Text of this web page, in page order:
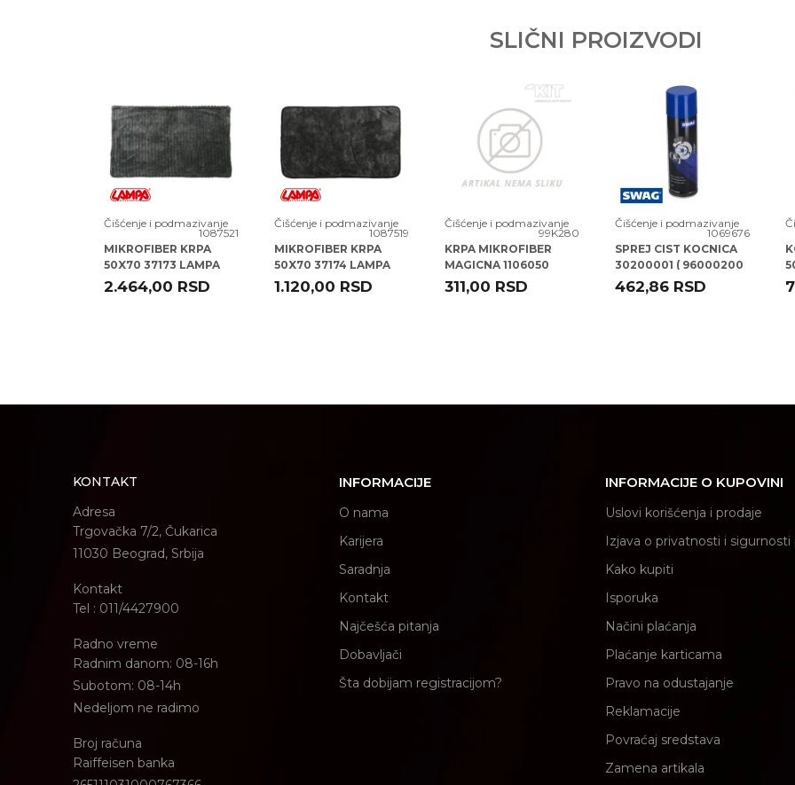
EAN kod:
8606006642903
Prava
potrošača:
Zagarantovana sva prava kupaca po osnovu zakona o zaštiti potrošača
SLIČNI PROIZVODI
Čišćenje i podmazivanje
1087521
MIKROFIBER KRPA
50X70 37173 LAMPA
2.464,00 RSD
Čišćenje i podmazivanje
1087519
MIKROFIBER KRPA
50X70 37174 LAMPA
1.120,00 RSD
Čišćenje i podmazivanje
99K280
KRPA MIKROFIBER
MAGICNA 1106050
700115
311,00 RSD
Čišćenje i podmazivanje
1069676
SPREJ CIST KOCNICA
30200001 ( 96000200
PFC105 ) SWAG 500ML
462,86 RSD
KONTAKT
Adresa
Trgovačka 7/2, Čukarica
11030 Beograd, Srbija
Kontakt
Tel : 011/4427900
Radno vreme
Radnim danom: 08-16h
Subotom: 08-14h
Nedeljom ne radimo
Broj računa
Raiffeisen banka
INFORMACIJE
O nama
Karijera
Saradnja
Kontakt
Najčešća pitanja
Dobavljači
Šta dobijam registracijom?
INFORMACIJE O KUPOVINI
Uslovi korišćenja i prodaje
Izjava o privatnosti i sigurnosti
Kako kupiti
Isporuka
Načini plaćanja
Plaćanje karticama
Pravo na odustajanje
Reklamacije
Povraćaj sredstava
Zamena artikala